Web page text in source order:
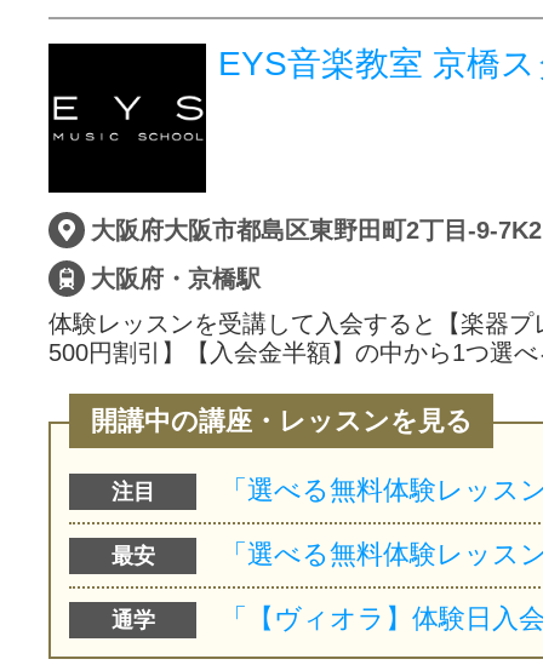
EYS音楽教室 京橋
大阪府大阪市都島区東野田町2丁目-9-
大阪府・京橋駅
体験レッスンを受講して入会すると【楽器プ
500円割引】【入会金半額】の中から1つ選
開講中の講座・レッスンを見る
注目
最安
通学